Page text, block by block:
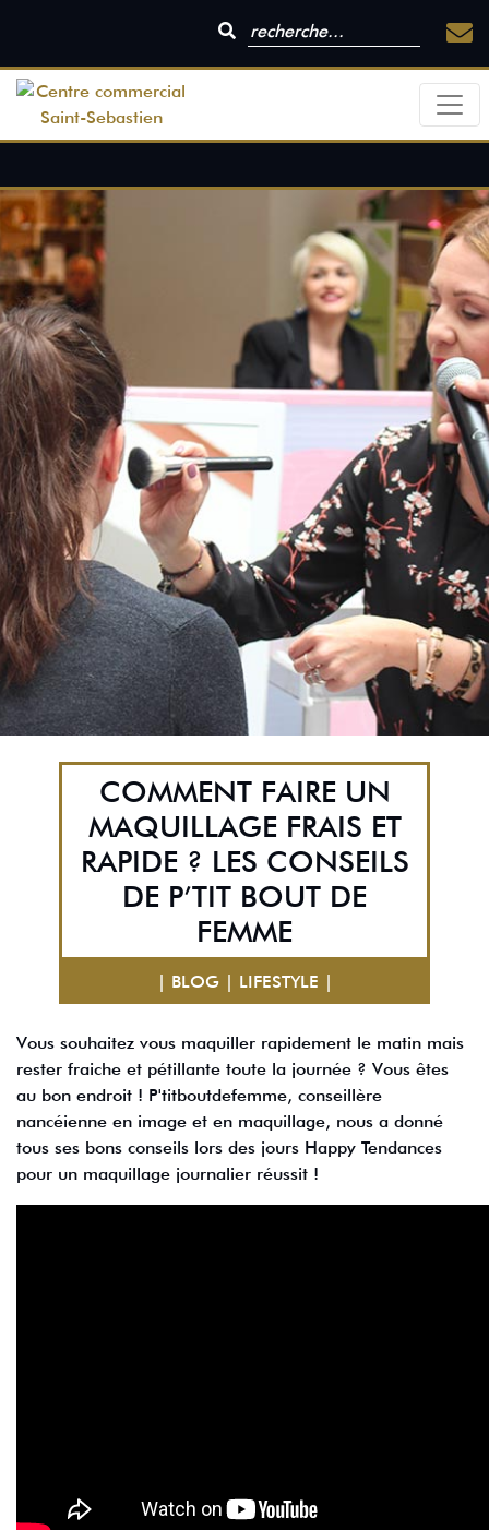
COMMENT FAIRE UN
MAQUILLAGE FRAIS ET
RAPIDE ? LES CONSEILS
DE P’TIT BOUT DE
FEMME
| BLOG | LIFESTYLE |
Vous souhaitez vous maquiller rapidement le matin mais
rester fraiche et pétillante toute la journée ? Vous êtes
au bon endroit ! P'titboutdefemme, conseillère
nancéienne en image et en maquillage, nous a donné
tous ses bons conseils lors des jours Happy Tendances
pour un maquillage journalier réussit !